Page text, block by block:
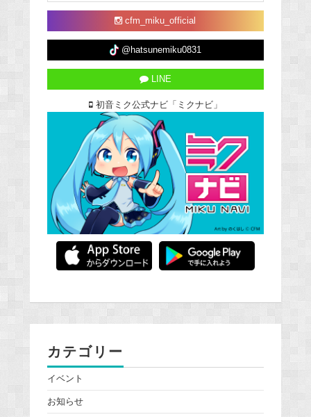
cfm_miku_official
@hatsunemiku0831
LINE
初音ミク公式ナビ「ミクナビ」
カテゴリー
イベント
お知らせ